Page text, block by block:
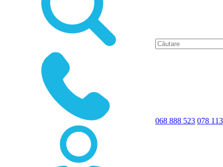
068 888 523 078